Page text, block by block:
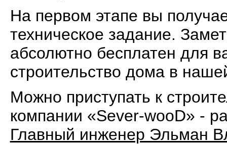
На первом этапе вы
техническое задание.
абсолютно бесплатен для
строительство дома в
Можно приступать к
компании «Sever-wooD» -
Главный инженер Эльман